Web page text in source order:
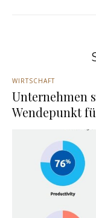
WIRTSCHAFT
Unternehmen
Wendepunkt